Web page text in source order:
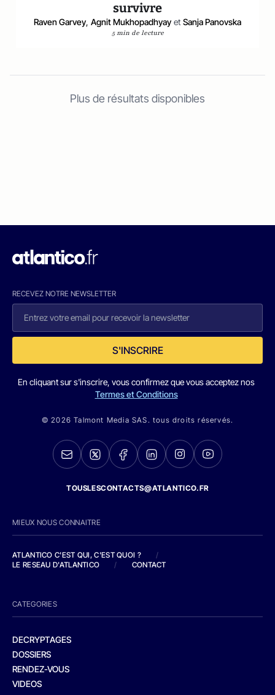
survivre
Raven Garvey, Agnit Mukhopadhyay et Sanja Panovska
5 min de lecture
Plus de résultats disponibles
RECEVEZ NOTRE NEWSLETTER
S'INSCRIRE
En cliquant sur s'inscrire, vous confirmez que vous acceptez nos
Termes et Conditions
© 2026 Talmont Media SAS. tous droits réservés.
TOUSLESCONTACTS@ATLANTICO.FR
MIEUX NOUS CONNAITRE
ATLANTICO C'EST QUI, C'EST QUOI ?
/
LE RESEAU D'ATLANTICO
/ CONTACT
CATEGORIES
DECRYPTAGES
DOSSIERS
RENDEZ-VOUS
VIDEOS